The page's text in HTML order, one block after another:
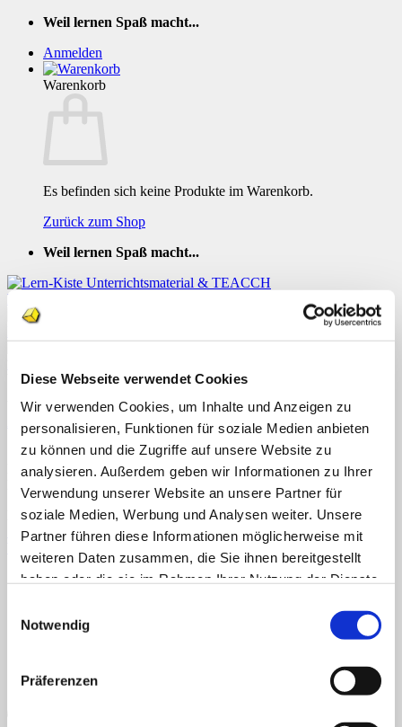
Diese Webseite verwendet Cookies
Wir verwenden Cookies, um Inhalte und Anzeigen zu
personalisieren, Funktionen für soziale Medien anbieten
zu können und die Zugriffe auf unsere Website zu
analysieren. Außerdem geben wir Informationen zu Ihrer
Verwendung unserer Website an unsere Partner für
soziale Medien, Werbung und Analysen weiter. Unsere
Partner führen diese Informationen möglicherweise mit
weiteren Daten zusammen, die Sie ihnen bereitgestellt
haben oder die sie im Rahmen Ihrer Nutzung der Dienste
Notwendig
Präferenzen
Zum
springen
Weil lernen Spaß macht...
Anmelden
Warenkorb
Es befinden sich keine Produkte im Warenkorb.
Zurück zum Shop
Weil lernen Spaß macht...
Home
Shop
Info
News
Suchen
nach:
nach:
Veröffentlicht23. Oktober 2024bei748 × 600 inLesekarten (DIN
A4): Erstes Silbenlesen mit Selbstlauten
Lesekarten, Silben, Selbstlaute, Mitlaute, Lesen, Vokale,
Königsbuchstaben, erstes Lesen, Großbuchstaben
Kommentare und Trackbacks sind derzeit geschlossen.
Zurück
AGB Datenschutz Widerruf Versand & Lieferung Zahlungsweisen
Impressum